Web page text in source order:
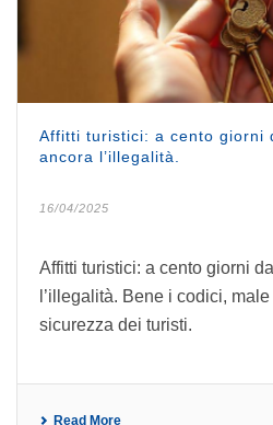
Affitti turistici: a cento giorni
ancora l’illegalità.
16/04/2025
Affitti turistici: a cento giorni
l’illegalità. Bene i codici,
sicurezza dei turisti.
Read More